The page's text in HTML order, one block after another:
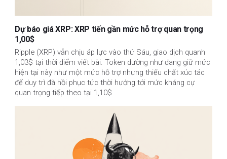
Dự báo giá XRP: XRP tiến gần mức hỗ trợ quan trọng
1,00$
Ripple (XRP) vẫn chịu áp lực vào thứ Sáu, giao dịch quanh
1,03$ tại thời điểm viết bài. Token dường như đang giữ mức
hiện tại này như một mức hỗ trợ nhưng thiếu chất xúc tác
để duy trì đà hồi phục tức thời hướng tới mức kháng cự
quan trọng tiếp theo tại 1,10$